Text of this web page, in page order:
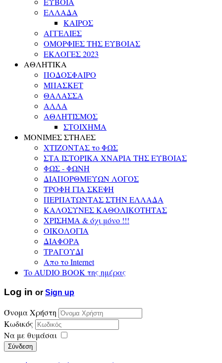
ΕΛΛΑΔΑ
ΚΑΙΡΟΣ
ΑΓΓΕΛΙΕΣ
ΟΜΟΡΦΙΕΣ ΤΗΣ ΕΥΒΟΙΑΣ
ΕΚΛΟΓΕΣ 2023
ΑΘΛΗΤΙΚΑ
ΠΟΔΟΣΦΑΙΡΟ
ΜΠΑΣΚΕΤ
ΘΑΛΑΣΣΑ
ΑΛΛΑ
ΑΘΛΗΤΙΣΜΟΣ
ΣΤΟΙΧΗΜΑ
ΜΟΝΙΜΕΣ ΣΤΗΛΕΣ
ΧΤΙΖΟΝΤΑΣ το ΦΩΣ
ΣΤΑ ΙΣΤΟΡΙΚΑ ΧΝΑΡΙΑ ΤΗΣ ΕΥΒΟΙΑΣ
ΦΩΣ - ΦΩΝΗ
ΔΙΑΠΟΡΘΜΕΥΩΝ ΛΟΓΟΣ
ΤΡΟΦΗ ΓΙΑ ΣΚΕΨΗ
ΠΕΡΠΑΤΩΝΤΑΣ ΣΤΗΝ ΕΛΛΑΔΑ
ΚΑΛΟΣΥΝΕΣ ΚΑΘΟΛΙΚΟΤΗΤΑΣ
ΧΡΙΣΗΜΑ & όχι μόνο !!!
ΟΙΚΟΛΟΓΙΑ
ΔΙΑΦΟΡΑ
ΤΡΑΓΟΥΔΙ
Απο το Internet
To AUDIO BOOK της ημέρας
Log in or Sign up
Όνομα Χρήστη
Κωδικός
Να με θυμάσαι
Σύνδεση